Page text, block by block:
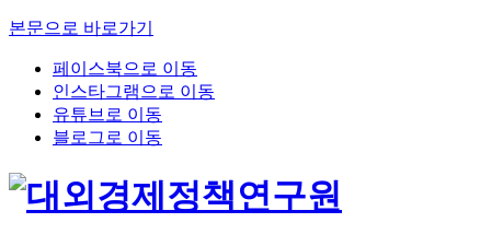
본문으로 바로가기
페이스북으로 이동
인스타그램으로 이동
유튜브로 이동
블로그로 이동